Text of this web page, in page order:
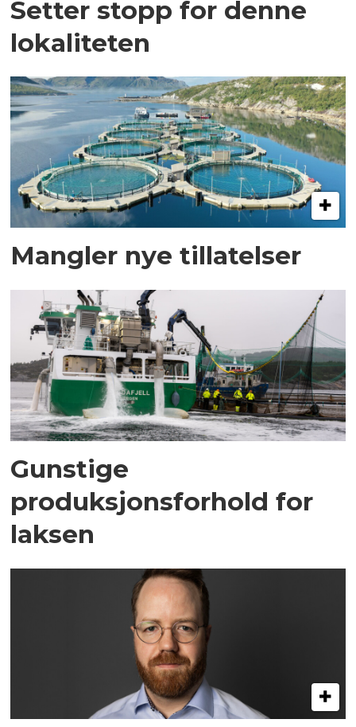
Setter stopp for denne
lokaliteten
Mangler nye tillatelser
Gunstige
produksjonsforhold for
laksen